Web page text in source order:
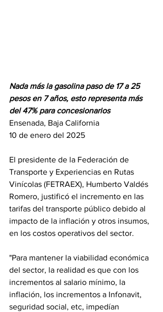
Nada más la gasolina paso de 17 a 25
pesos en 7 años, esto representa más
del 47% para concesionarios
Ensenada, Baja California
10 de enero del 2025
El presidente de la Federación de
Transporte y Experiencias en Rutas
Vinícolas (FETRAEX), Humberto Valdés
Romero, justificó el incremento en las
tarifas del transporte público debido al
impacto de la inflación y otros insumos,
en los costos operativos del sector.
"Para mantener la viabilidad económica
del sector, la realidad es que con los
incrementos al salario mínimo, la
inflación, los incrementos a Infonavit,
seguridad social, etc, impedían